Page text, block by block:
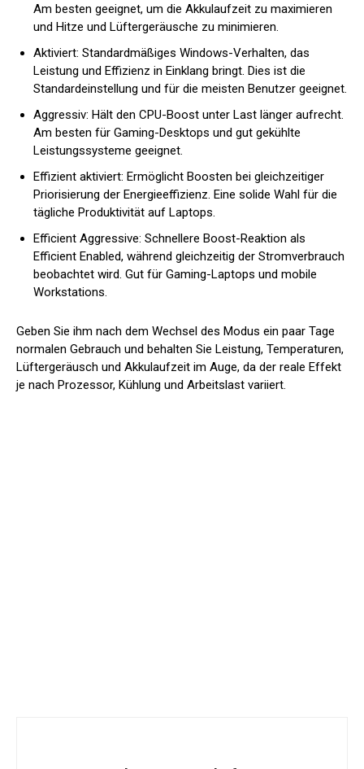
Am besten geeignet, um die Akkulaufzeit zu maximieren
und Hitze und Lüftergeräusche zu minimieren.
Aktiviert: Standardmäßiges Windows-Verhalten, das
Leistung und Effizienz in Einklang bringt. Dies ist die
Standardeinstellung und für die meisten Benutzer geeignet.
Aggressiv: Hält den CPU-Boost unter Last länger aufrecht.
Am besten für Gaming-Desktops und gut gekühlte
Leistungssysteme geeignet.
Effizient aktiviert: Ermöglicht Boosten bei gleichzeitiger
Priorisierung der Energieeffizienz. Eine solide Wahl für die
tägliche Produktivität auf Laptops.
Efficient Aggressive: Schnellere Boost-Reaktion als
Efficient Enabled, während gleichzeitig der Stromverbrauch
beobachtet wird. Gut für Gaming-Laptops und mobile
Workstations.
Geben Sie ihm nach dem Wechsel des Modus ein paar Tage
normalen Gebrauch und behalten Sie Leistung, Temperaturen,
Lüftergeräusch und Akkulaufzeit im Auge, da der reale Effekt
je nach Prozessor, Kühlung und Arbeitslast variiert.